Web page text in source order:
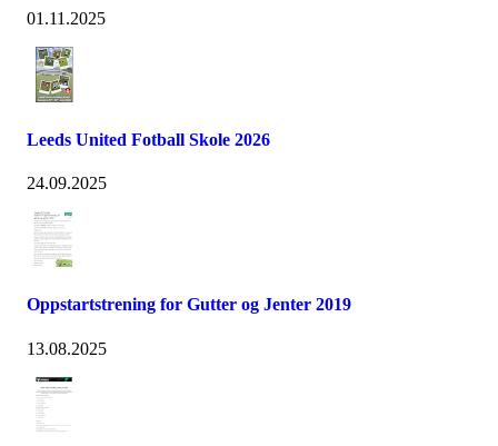
01.11.2025
Leeds United Fotball Skole 2026
24.09.2025
Oppstartstrening for Gutter og Jenter 2019
13.08.2025